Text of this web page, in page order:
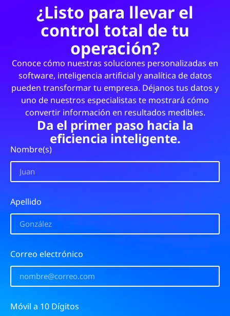
¿Listo para llevar el
control total de tu
operación?
Conoce cómo nuestras soluciones personalizadas en
software, inteligencia artificial y analítica de datos
pueden transformar tu empresa. Déjanos tus datos y
uno de nuestros especialistas te mostrará cómo
convertir información en resultados medibles.
Da el primer paso hacia la
eficiencia inteligente.
Nombre(s)
Apellido
Correo electrónico
Móvil a 10 Dígitos